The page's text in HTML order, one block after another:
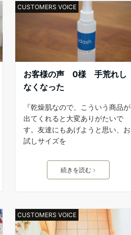
CUSTOMERS VOICE
お客様の声 0様 手荒れし
なくなった
『乾燥肌なので、こういう商品が
出てくれると大変ありがたいで
す。友達にもあげようと思い、お
試しサイズを
続きを読む
CUSTOMERS VOICE